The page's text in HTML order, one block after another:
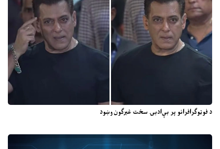
د فوټوګرافرانو پر بې‌ادبۍ سخت غبرګون وښود